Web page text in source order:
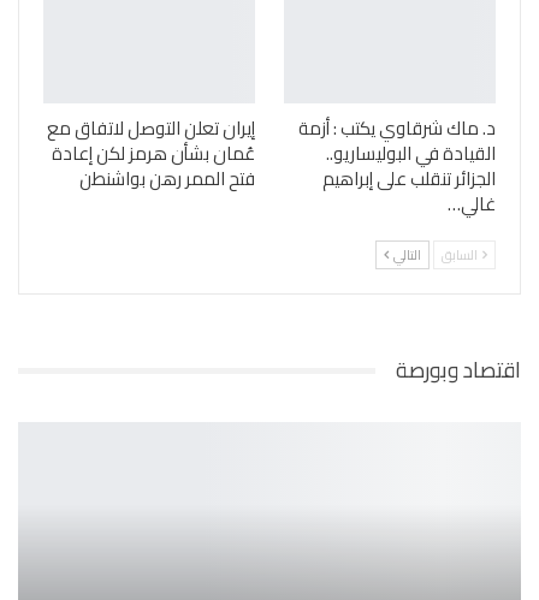
د. ماك شرقاوي يكتب : أزمة
القيادة في البوليساريو..
الجزائر تنقلب على إبراهيم
غالي…
إيران تعلن التوصل لاتفاق مع
عُمان بشأن هرمز لكن إعادة
فتح الممر رهن بواشنطن
السابق التالي
اقتصاد وبورصة